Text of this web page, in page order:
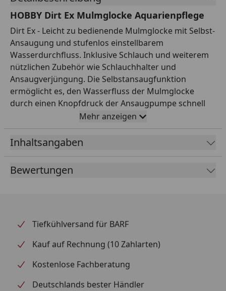
HOBBY Dirt Ex Mulmglocke Aquarienpflege
Dirt Ex - Leicht zu bedienende Mulmglocke mit Selbst-
Ansaugung und stufenlos einstellbarem
Wasserdurchfluss. Inklusive Schlauch und weiterem
nützlichen Zubehör wie Schlauchhalter und
Ansaugverjüngung. Die Selbstansaugfunktion
ermöglicht es, den Wasserfluss der Mulmglocke
durch einen Knopfdruck der Ansaugpumpe schnell
zu starten. Der einstellbare Wasserdurchfluss sorgt
dafür, dass die Saugkraft an die jeweiligen
Bedürfnisse und Größe des Aquariums angepasst
werden kann. Die robuste Mulmglocke ist langlebig
komplett aus wasserneutralem Kunststoff und kann
Mehr anzeigen
Inhaltsangaben
Bewertungen
Tiefkühlversand für BARF
Kauf auf Rechnung (10 Zahlarten)
Kostenlose Fachberatung
Deutschlands bester Händler